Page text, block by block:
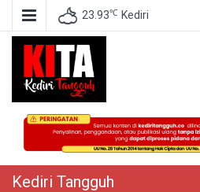
23.93℃ Kediri
Kediri
Berita Akurat Terpercaya
Kediri Tangguh